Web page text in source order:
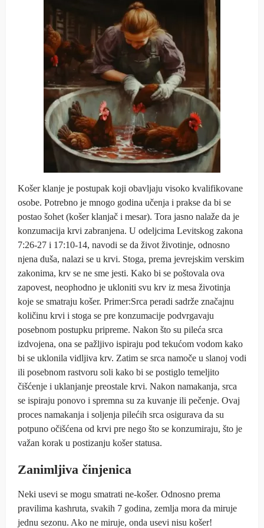
Košer klanje je postupak koji obavljaju visoko kvalifikovane
osobe. Potrebno je mnogo godina učenja i prakse da bi se
postao šohet (košer klanjač i mesar). Tora jasno nalaže da je
konzumacija krvi zabranjena. U odeljcima Levitskog zakona
7:26-27 i 17:10-14, navodi se da život životinje, odnosno
njena duša, nalazi se u krvi. Stoga, prema jevrejskim verskim
zakonima, krv se ne sme jesti. Kako bi se poštovala ova
zapovest, neophodno je ukloniti svu krv iz mesa životinja
koje se smatraju košer. Primer:Srca peradi sadrže značajnu
količinu krvi i stoga se pre konzumacije podvrgavaju
posebnom postupku pripreme. Nakon što su pileća srca
izdvojena, ona se pažljivo ispiraju pod tekućom vodom kako
bi se uklonila vidljiva krv. Zatim se srca namoče u slanoj vodi
ili posebnom rastvoru soli kako bi se postiglo temeljito
čišćenje i uklanjanje preostale krvi. Nakon namakanja, srca
se ispiraju ponovo i spremna su za kuvanje ili pečenje. Ovaj
proces namakanja i soljenja pilećih srca osigurava da su
potpuno očišćena od krvi pre nego što se konzumiraju, što je
važan korak u postizanju košer statusa.
Zanimljiva činjenica
Neki usevi se mogu smatrati ne-košer. Odnosno prema
pravilima kashruta, svakih 7 godina, zemlja mora da miruje
jednu sezonu. Ako ne miruje, onda usevi nisu košer!